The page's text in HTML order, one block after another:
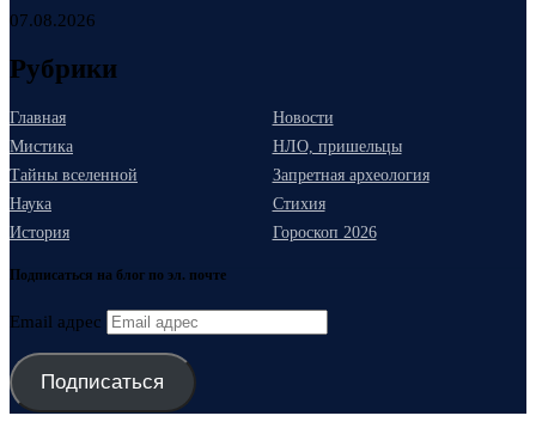
07.08.2026
Рубрики
Главная
Новости
Мистика
НЛО, пришельцы
Тайны вселенной
Запретная археология
Наука
Стихия
История
Гороскоп 2026
Подписаться на блог по эл. почте
Email адрес
Подписаться